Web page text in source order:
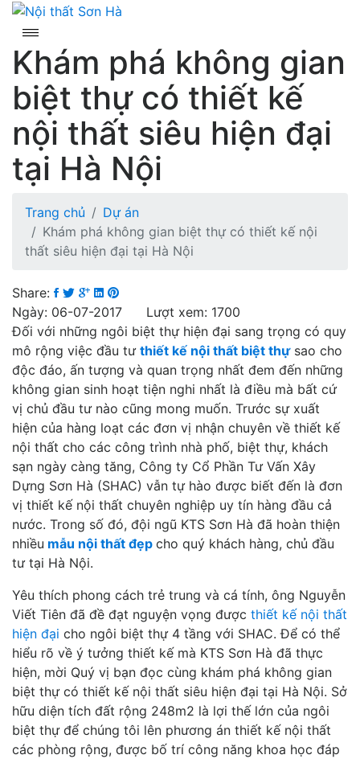
Skip
content
Khám phá không gian
biệt thự có thiết kế
nội thất siêu hiện đại
tại Hà Nội
Trang chủ
Dự án
Khám phá không gian biệt thự có thiết kế nội
thất siêu hiện đại tại Hà Nội
Share:
Ngày: 06-07-2017 Lượt xem: 1700
Đối với những ngôi biệt thự hiện đại sang trọng có quy
mô rộng việc đầu tư thiết kế nội thất biệt thựsao cho
độc đáo, ấn tượng và quan trọng nhất đem đến những
không gian sinh hoạt tiện nghi nhất là điều mà bất cứ
vị chủ đầu tư nào cũng mong muốn. Trước sự xuất
hiện của hàng loạt các đơn vị nhận chuyên về thiết kế
nội thất cho các công trình nhà phố, biệt thự, khách
sạn ngày càng tăng, Công ty Cổ Phần Tư Vấn Xây
Dựng Sơn Hà (SHAC) vẫn tự hào được biết đến là đơn
vị thiết kế nội thất chuyên nghiệp uy tín hàng đầu cả
nước. Trong số đó, đội ngũ KTS Sơn Hà đã hoàn thiện
nhiều mẫu nội thất đẹp cho quý khách hàng, chủ đầu
tư tại Hà Nội.
Yêu thích phong cách trẻ trung và cá tính, ông Nguyễn
Viết Tiên đã đề đạt nguyện vọng được thiết kế nội thất
hiện đại cho ngôi biệt thự 4 tầng với SHAC. Để có thể
hiểu rõ về ý tưởng thiết kế mà KTS Sơn Hà đã thực
hiện, mời Quý vị bạn đọc cùng khám phá không gian
biệt thự có thiết kế nội thất siêu hiện đại tại Hà Nội. Sở
hữu diện tích đất rộng 248m2 là lợi thế lớn của ngôi
biệt thự để chúng tôi lên phương án thiết kế nội thất
các phòng rộng, được bố trí công năng khoa học đáp